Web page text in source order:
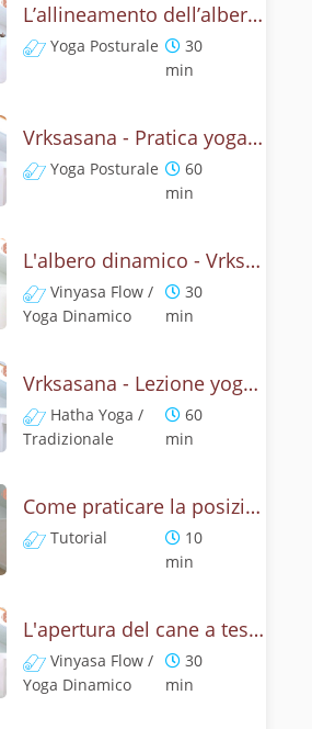
L’allineamento dell’albero - Yoga con Vrksasana
Yoga Posturale
30
min
Vrksasana - Pratica yoga con l'anatomia dell'albero
Yoga Posturale
60
min
L'albero dinamico - Vrksasana vinyasa flow
Vinyasa Flow /
Yoga Dinamico
30
min
Vrksasana - Lezione yoga con la storia dell'albero
Hatha Yoga /
Tradizionale
60
min
Come praticare la posizione del cane a testa su, Urdhva Mukha Svanasana? Tutorial
Tutorial
10
min
L'apertura del cane a testa in su - Yoga dinamico
Vinyasa Flow /
Yoga Dinamico
30
min